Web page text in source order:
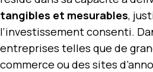
tangibles et mesurables,
l’investissement consenti.
entreprises telles que de
commerce ou des sites